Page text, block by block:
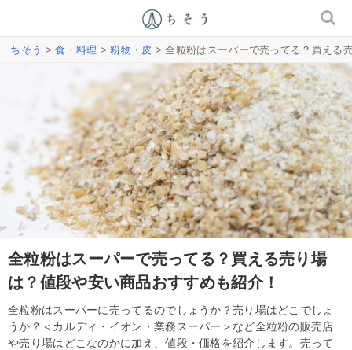
ちそう >食・料理 >粉物・皮 > 全粒粉はスーパーで売ってる？買える
全粒粉はスーパーで売ってる？買える売り場
は？値段や安い商品おすすめも紹介！
全粒粉はスーパーに売ってるのでしょうか？売り場はどこでしょ
うか？＜カルディ・イオン・業務スーパー＞など全粒粉の販売店
や売り場はどこなのかに加え、値段・価格を紹介します。売って